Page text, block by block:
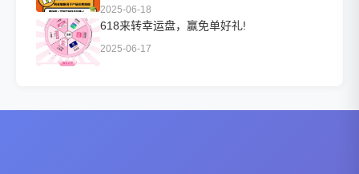
2025-06-18
618来转幸运盘，赢免单好礼!
2025-06-17